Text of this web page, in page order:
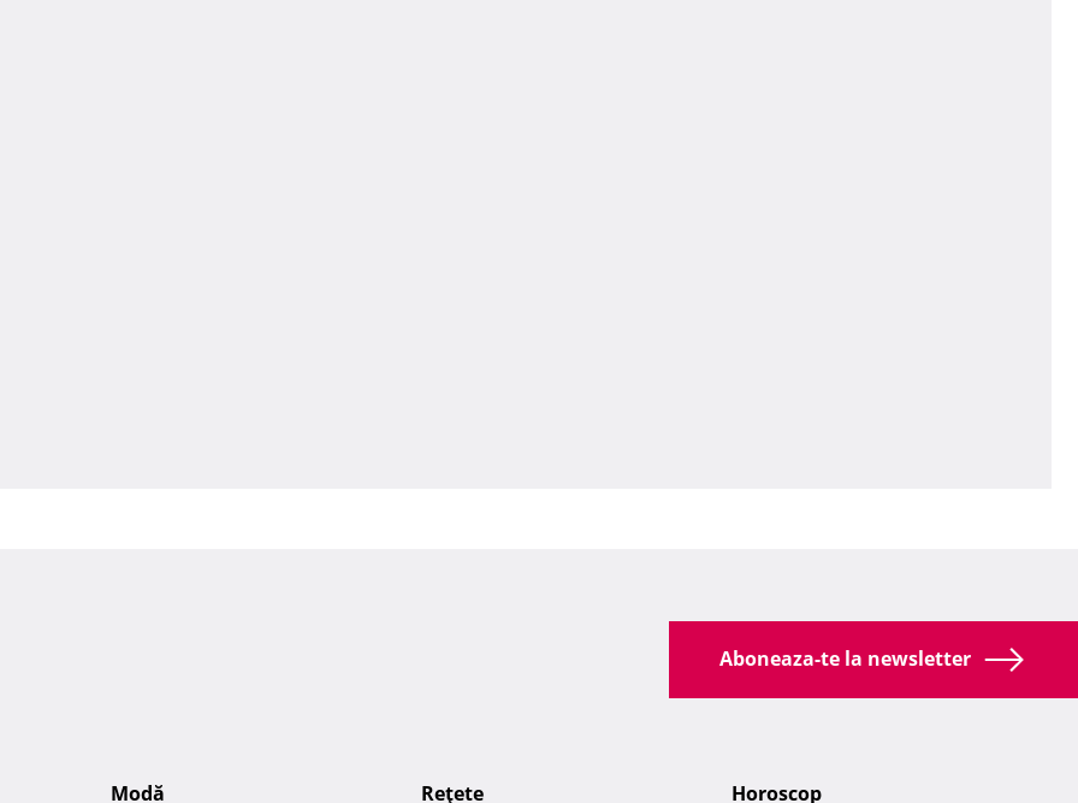
Aboneaza-te la newsletter
Modă Reţete Horoscop